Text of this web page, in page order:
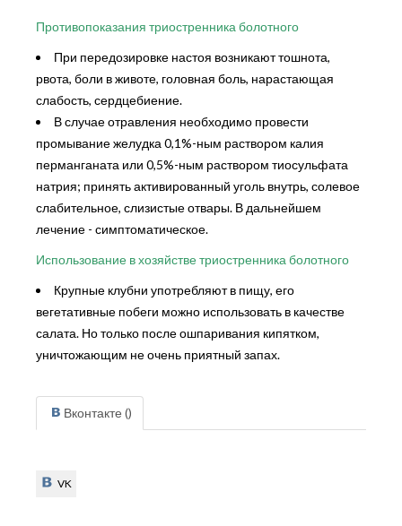
Противопоказания триостренника болотного
При передозировке настоя возникают тошнота,
рвота, боли в животе, головная боль, нарастающая
слабость, сердцебиение.
В случае отравления необходимо провести
промывание желудка 0,1%-ным раствором калия
перманганата или 0,5%-ным раствором тиосульфата
натрия; принять активированный уголь внутрь, солевое
слабительное, слизистые отвары. В дальнейшем
лечение - симптоматическое.
Использование в хозяйстве триостренника болотного
Крупные клубни употребляют в пищу, его
вегетативные побеги можно использовать в качестве
салата. Но только после ошпаривания кипятком,
уничтожающим не очень приятный запах.
Вконтакте ()
VK
VK